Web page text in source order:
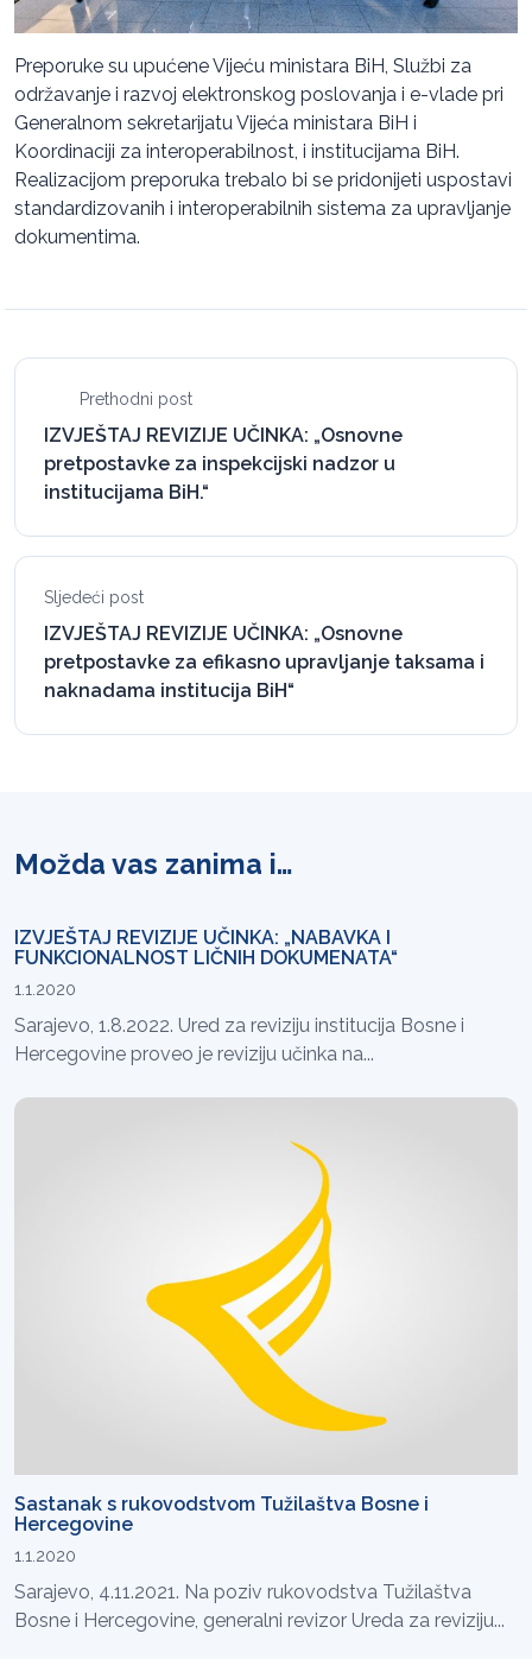
Preporuke su upućene Vijeću ministara BiH, Službi za
održavanje i razvoj elektronskog poslovanja i e-vlade pri
Generalnom sekretarijatu Vijeća ministara BiH i
Koordinaciji za interoperabilnost, i institucijama BiH.
Realizacijom preporuka trebalo bi se pridonijeti uspostavi
standardizovanih i interoperabilnih sistema za upravljanje
dokumentima.
Prethodni post
IZVJEŠTAJ REVIZIJE UČINKA: „Osnovne
pretpostavke za inspekcijski nadzor u
institucijama BiH.“
Sljedeći post
IZVJEŠTAJ REVIZIJE UČINKA: „Osnovne
pretpostavke za efikasno upravljanje taksama i
naknadama institucija BiH“
Možda vas zanima i…
IZVJEŠTAJ REVIZIJE UČINKA: „NABAVKA I
FUNKCIONALNOST LIČNIH DOKUMENATA“
1.1.2020
Sarajevo, 1.8.2022. Ured za reviziju institucija Bosne i
Hercegovine proveo je reviziju učinka na...
Sastanak s rukovodstvom Tužilaštva Bosne i
Hercegovine
1.1.2020
Sarajevo, 4.11.2021. Na poziv rukovodstva Tužilaštva
Bosne i Hercegovine, generalni revizor Ureda za reviziju...